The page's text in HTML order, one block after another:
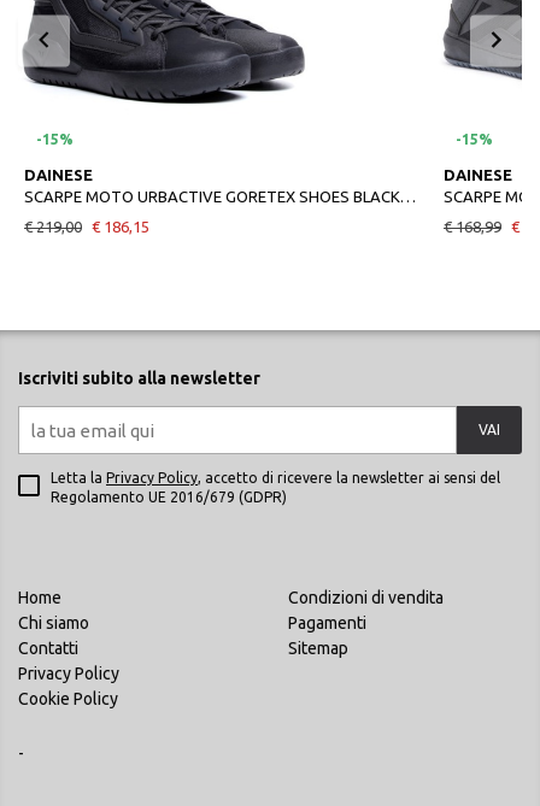
-15%
DAINESE
SCARPE MOTO URBACTIVE GORETEX SHOES BLACKBLACK
€ 219,00 € 186,15
-15%
DAINESE
SCARPE
€ 168,99 €
Iscriviti subito alla newsletter
VAI
Letta la Privacy Policy, accetto di ricevere la newsletter ai sensi del
Regolamento UE 2016/679 (GDPR)
Home
Chi siamo
Contatti
Privacy Policy
Cookie Policy
Condizioni di vendita
Pagamenti
Sitemap
-